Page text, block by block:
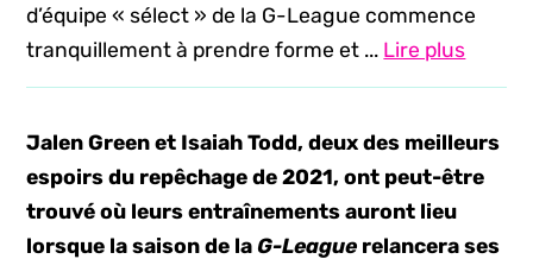
d’équipe « sélect » de la G-League commence
tranquillement à prendre forme et ... Lire plus
Jalen Green et Isaiah Todd, deux des meilleurs
espoirs du repêchage de 2021, ont peut-être
trouvé où leurs entraînements auront lieu
lorsque la saison de laG-League relancera ses